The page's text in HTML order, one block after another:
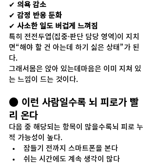
✔ 의욕 감소
✔ 감정 반응 둔화
✔ 사소한 일도 버겁게 느껴짐
특히 전전두엽(집중·판단 담당 영역)이 지치
면“해야 할 건 아는데 하기 싫은 상태”가 된
다.
그래서몸은 앉아 있는데마음은 이미 지쳐 있
는 느낌이 드는 것이다.
● 이런 사람일수록 뇌 피로가 빨
리 온다
다음 중 해당되는 항목이 많을수록뇌 피로 누
적 가능성이 높다.
잠들기 전까지 스마트폰을 본다
쉬는 시간에도 계속 생각이 많다